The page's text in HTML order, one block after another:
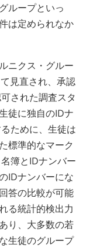
ループといっ
は定められなか
ニクス・グルー
見直され、承認
された調査スタ
徒に独自のIDナ
ために、生徒は
標準的なマーク
簿とIDナンバー
IDナンバーにな
答の比較が可能
る統計的検出力
り、大多数の若
生徒のグループ